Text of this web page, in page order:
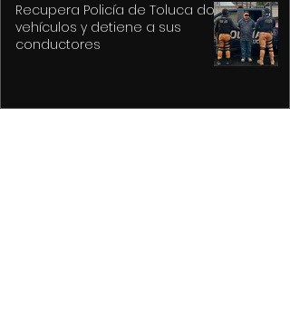
Recupera Policía de Toluca dos
vehículos y detiene a sus
conductores